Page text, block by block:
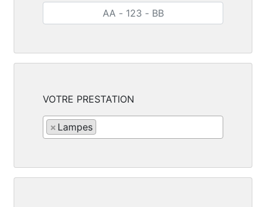
VOTRE PRESTATION
× Lampes